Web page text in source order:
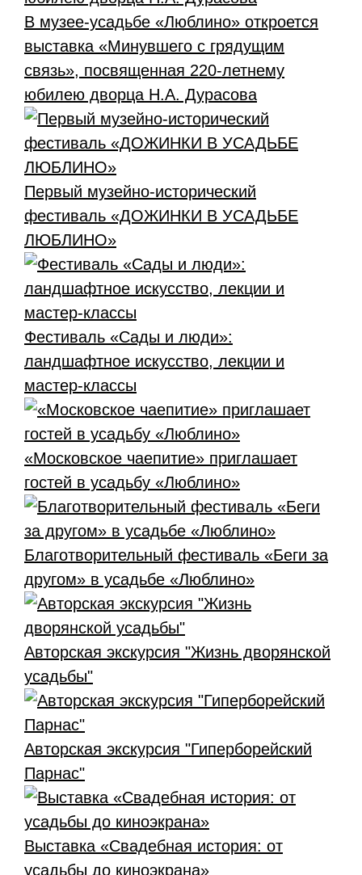
В музее-усадьбе «Люблино» откроется
выставка «Минувшего с грядущим
связь», посвященная 220-летнему
юбилею дворца Н.А. Дурасова
Первый музейно-исторический
фестиваль «ДОЖИНКИ В УСАДЬБЕ
ЛЮБЛИНО»
Фестиваль «Сады и люди»:
ландшафтное искусство, лекции и
мастер-классы
«Московское чаепитие» приглашает
гостей в усадьбу «Люблино»
Благотворительный фестиваль «Беги за
другом» в усадьбе «Люблино»
Авторская экскурсия "Жизнь дворянской
усадьбы"
Авторская экскурсия "Гиперборейский
Парнас"
Выставка «Свадебная история: от
усадьбы до киноэкрана»